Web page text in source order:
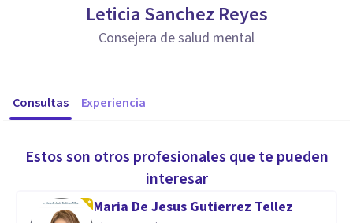
Leticia Sanchez Reyes
Consejera de salud mental
Consultas Experiencia
Estos son otros profesionales que te pueden
interesar
Maria De Jesus Gutierrez Tellez